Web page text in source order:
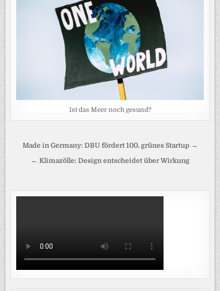
Ist das Meer noch gesund?
Beitragsnavigation
Made in Germany: DBU fördert 100. grünes Startup →
← Klimazölle: Design entscheidet über Wirkung